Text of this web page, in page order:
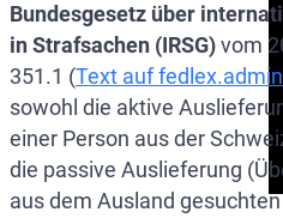
Bundesgesetz über
in Strafsachen (IRSG)vom
351.1 (Text auf
sowohl die aktive
einer Person aus der
die passive Auslieferung
aus dem Ausland